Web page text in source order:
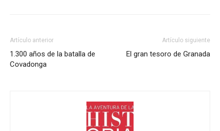
Artículo anterior
1.300 años de la batalla de
Covadonga
Artículo siguiente
El gran tesoro de Granada